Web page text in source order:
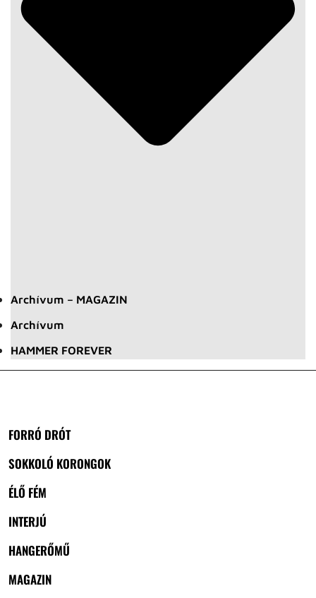
Archívum – MAGAZIN
Archívum
HAMMER FOREVER
FORRÓ DRÓT
SOKKOLÓ KORONGOK
ÉLŐ FÉM
INTERJÚ
HANGERŐMŰ
MAGAZIN